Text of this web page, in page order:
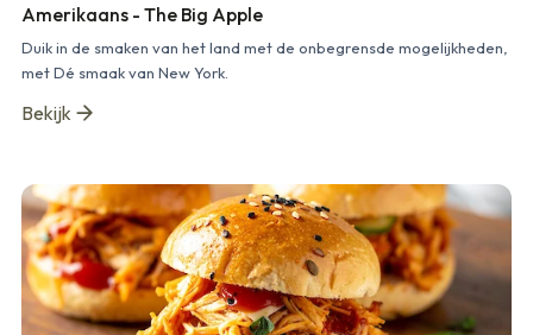
Amerikaans - The Big Apple
Duik in de smaken van het land met de onbegrensde mogelijkheden,
met Dé smaak van New York.
Bekijk